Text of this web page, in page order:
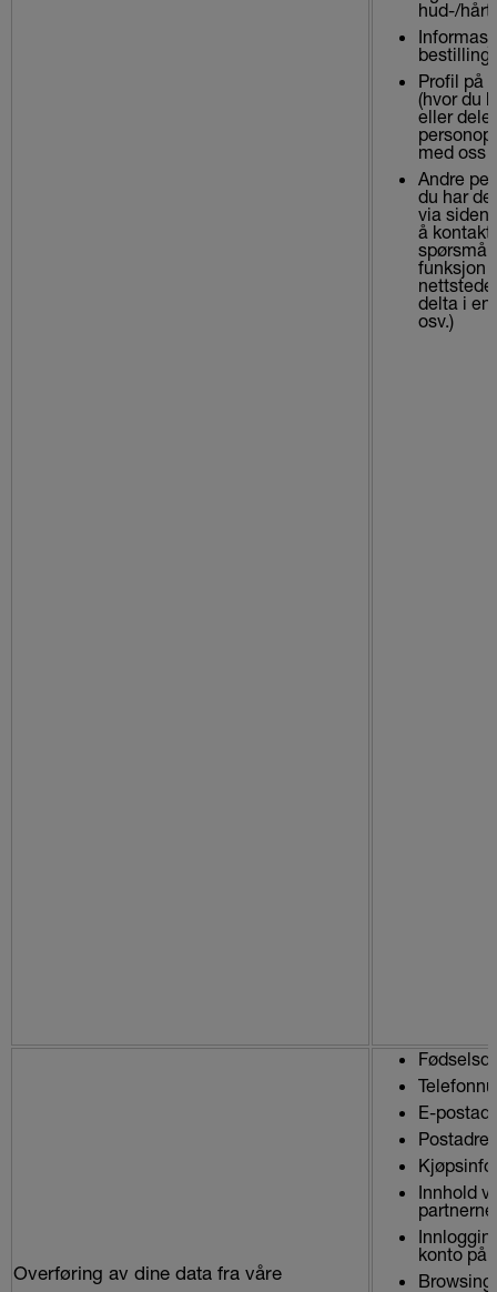
hud-/
bestilling
Profil på
(hvor du
eller deler
med oss
Andre
du har
via siden
å
funksjon
delta i en
osv.)
Overføring av dine data fra våre
E-
Innhold
konto på